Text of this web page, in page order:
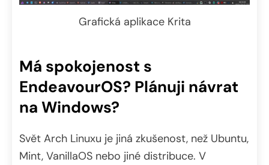
Grafická aplikace Krita
Má spokojenost s
EndeavourOS? Plánuji návrat
na Windows?
Svět Arch Linuxu je jiná zkušenost, než Ubuntu,
Mint, VanillaOS nebo jiné distribuce. V